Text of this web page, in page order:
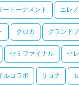
ートーナメント エレ
クロカ グランド
セミファイナル セ
ルコラボ リョナ